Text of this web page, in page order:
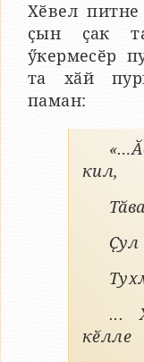
Хӗвел
ҫын ҫак
ӳкермесӗр
та хӑй
паман:
кил,
Ҫул
...
кӗлле